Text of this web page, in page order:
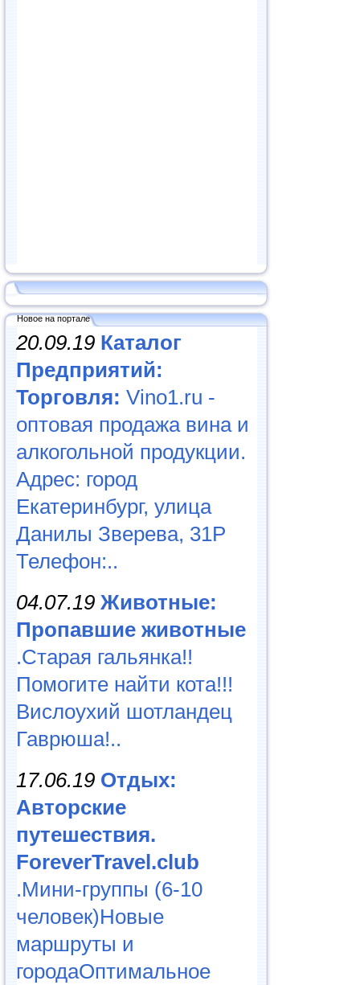
Новое на портале
20.09.19 Каталог
Предприятий:
Торговля: Vino1.ru -
оптовая продажа вина и
алкогольной продукции.
Адрес: город
Екатеринбург, улица
Данилы Зверева, 31Р
Телефон:..
04.07.19 Животные:
Пропавшие животные
.Старая гальянка!!
Помогите найти кота!!!
Вислоухий шотландец
Гаврюша!..
17.06.19 Отдых:
Авторские
путешествия.
ForeverTravel.club
.Мини-группы (6-10
человек)Новые
маршруты и
городаОптимальное